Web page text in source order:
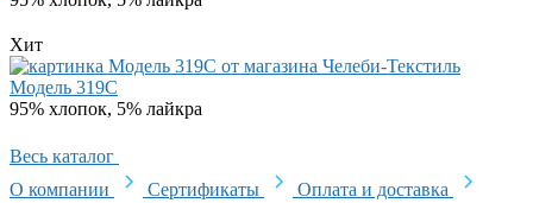
Хит
Модель 319C
95% хлопок, 5% лайкра
Весь каталог
О компании
Сертификаты
Оплата и доставка